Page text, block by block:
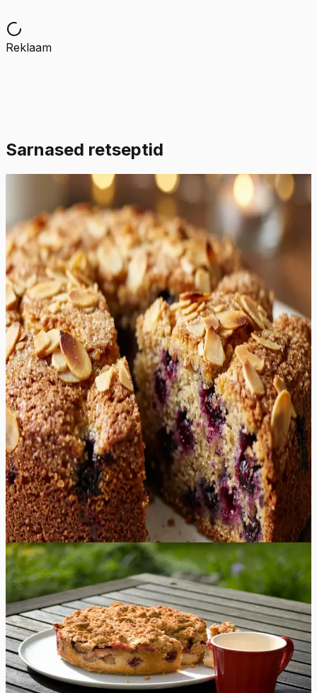
Reklaam
Sarnased retseptid
Hinnang: )
mustsõstrakook
See imeline mustsõstrakook on tõeline suve lõpu ja
sügise alguse sümbol, pakkudes täiuslikku tasakaalu
magusa vanillise biskviidi ja hapukate marjasahvatuste
vahel. Koogi tekstuur on tänu hapukoore lisamisele
erakordselt pehme, niiske ja õhuline, meenutades
parimaid koduseid küpsetisi. Mustad sõstrad, mis on
tuntud oma sügava ja intensiivse maitse poolest,
muutuvad küpsedes pehmeks ja mahlaseks, värvides
ümbritseva taina kaunilt lillakaks. Koogi krooniks on
krõbe kiht mandlilaastudest ja jämedast Demerara
suhkrust, mis lisab igale suutäiele meeldivat pähklisust ja
tekstuuri. See küpsetis täidab köögi lummava aroomiga,
kus segunevad soe või, magus vanill ja värskete marjade
puuviljasus. Kook sobib suurepäraselt serveerimiseks nii
soojalt kui ka jahedalt, olles ideaalne kaaslane
pärastlõunase tee või kohvi kõrvale. Selle lihtsus ja
samas elegantne välimus teevad sellest kindla lemmiku
igal pidulaual või hubasel pereõhtul.
65min
10tk
Raske
5.0Hinnang:(3)
Rabarberikook purukattega
Üks vaieldamatult parimaid ja litsamaid retsepte on see
klassikaline rabarberikook, mis on seest mõnusalt
pehme ja kaetud krõbeda purukattega. Suvel võite
vabalt kasutada rabarberi asemel marju ja sügisel õunu.
75min